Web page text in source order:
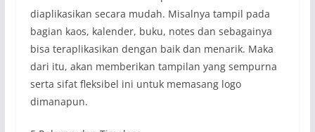
diaplikasikan secara mudah. Misalnya tampil pada
bagian kaos, kalender, buku, notes dan sebagainya
bisa teraplikasikan dengan baik dan menarik. Maka
dari itu, akan memberikan tampilan yang sempurna
serta sifat fleksibel ini untuk memasang logo
dimanapun.